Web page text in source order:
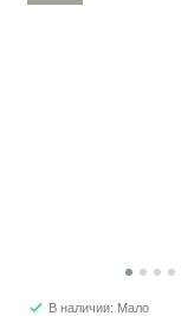
В наличии: Мало